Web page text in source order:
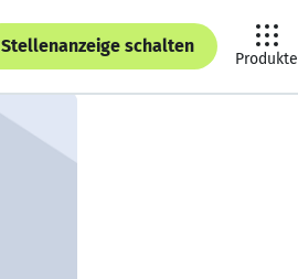
Stellenanzeige schalten
Produkte